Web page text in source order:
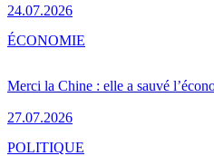
24.07.2026
Merci la Chine : elle a sauvé
27.07.2026
ÉCONOMIE
POLITIQUE